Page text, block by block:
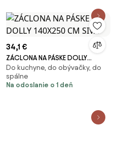
34,1 €
ZÁCLONA NA PÁSKE DOLLY
140X250 CM SIVÁ
Do kuchyne, do obývačky, do
spálne
Na odoslanie o 1 deň